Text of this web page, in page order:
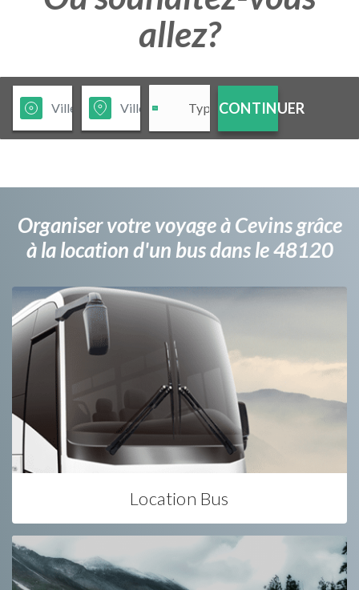
allez?
CONTINUER
Organiser votre voyage à Cevins grâce
à la location d'un bus dans le 48120
Location Bus